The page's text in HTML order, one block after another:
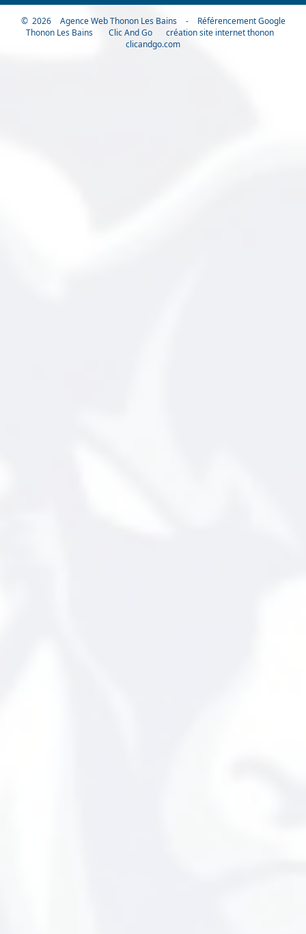
© 2026 Agence Web Thonon Les Bains -
Référencement Google
Thonon Les Bains
Clic And Go
création site internet thonon
clicandgo.com